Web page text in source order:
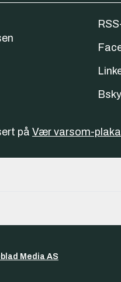
Bsky
på Vær varsom-
Media AS